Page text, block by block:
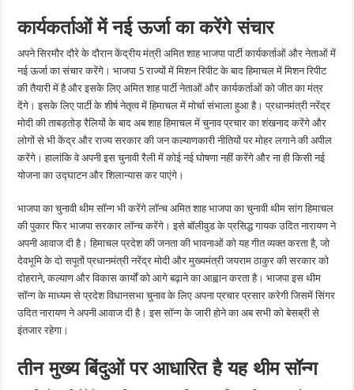
कार्यकर्ताओं में नई ऊर्जा का करेंगे संचार
अपने सिरमौर दौरे के दौरान केंद्रीय मंत्री अमित शाह भाजपा पार्टी कार्यकर्ताओं और नेताओं में
नई ऊर्जा का संचार करेंगे। भाजपा 5 राज्यों में मिशन रिपीट के बाद हिमाचल में मिशन रिपीट
की तैयारी में है और इसके लिए अमित शाह पार्टी नेताओं और कार्यकर्ताओं को जीत का मंत्र
देंगे। इसके लिए पार्टी के शीर्ष नेतृत्व में हिमाचल में मोर्चा संभाला हुआ है। प्रधानमंत्री नरेंद्र
मोदी की ताबड़तोड़ रैलियों के बाद अब शाह हिमाचल में चुनाव प्रचार का शंखनाद करेंगे और
लोगों से भी केंद्र और राज्य सरकार की जन कल्याणकारी नीतियों पर मोहर लगाने की अपील
करेंगे। हालांकि वे अपनी इस चुनावी रैली में कोई नई घोषणा नहीं करेंगे और ना ही किसी नई
योजना का उद्घाटन और शिलान्यास कर पाएंगे।
भाजपा का चुनावी थीम सॉन्ग भी करेंगे लॉन्च अमित शाह भाजपा का चुनावी थीम सांग हिमाचल
की पुकार फिर भाजपा सरकार लॉन्च करेंगे। इसे बॉलीवुड के प्रसिद्ध गायक उदित नारायण ने
अपनी आवाज दी है। हिमाचल प्रदेश की जनता की भावनाओं को यह गीत व्यक्त करता है, जो
देवभूमि के दो सपूतों प्रधानमंत्री नरेंद्र मोदी और मुख्यमंत्री जयराम ठाकुर की सरकार को
दोहराने, कल्याण और विकास कार्यों को आगे बढ़ाने का आह्वान करता है। भाजपा इस थीम
सॉन्ग के माध्यम से प्रदेश विधानसभा चुनाव के लिए अपना प्रचार प्रसार करेगी जिसमें सिंगर
उदित नारायण ने अपनी आवाज दी है। इस सॉन्ग के जारी होने का अब सभी को बेसब्री से
इंतजार रहेगा।
तीन मुख्य बिंदुओं पर आधारित है यह थीम सॉन्ग